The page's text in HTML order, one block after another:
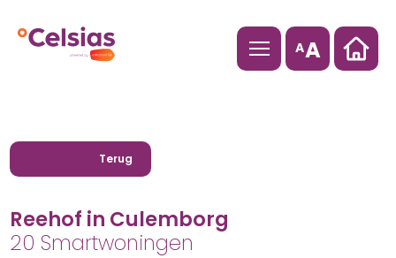
AA
Terug
Reehof in Culemborg
20 Smartwoningen